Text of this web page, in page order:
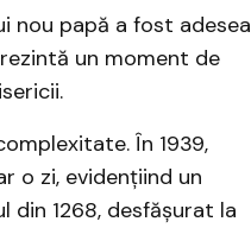
nou papă a fost adesea
un moment de
În 1939,
o zi, evidențiind un
din 1268, desfășurat la